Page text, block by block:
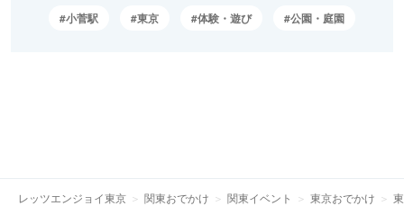
小菅駅 東京 体験・遊び 公園・庭園
レッツエンジョイ東京 関東おでかけ 関東イベント 東京おでかけ